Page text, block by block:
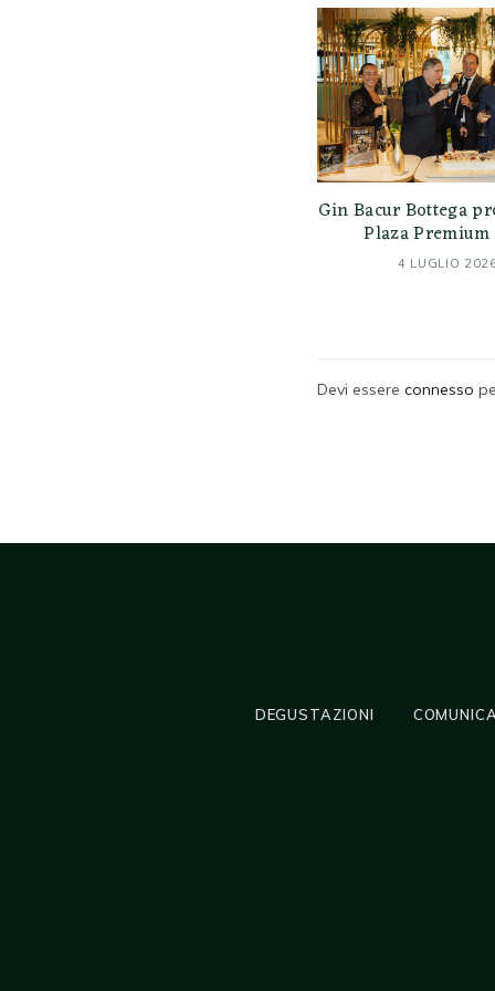
Gin Bacur Bottega
Plaza
4 LUGLIO
Devi essereconnesso
DEGUSTAZIONI